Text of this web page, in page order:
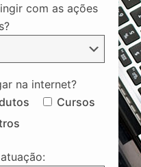
com as ações
na internet?
Cursos